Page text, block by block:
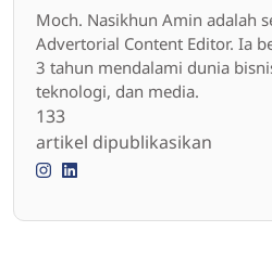
Moch. Nasikhun Amin adalah
Advertorial Content Editor. Ia
3 tahun mendalami dunia
teknologi, dan media.
133
artikel dipublikasikan